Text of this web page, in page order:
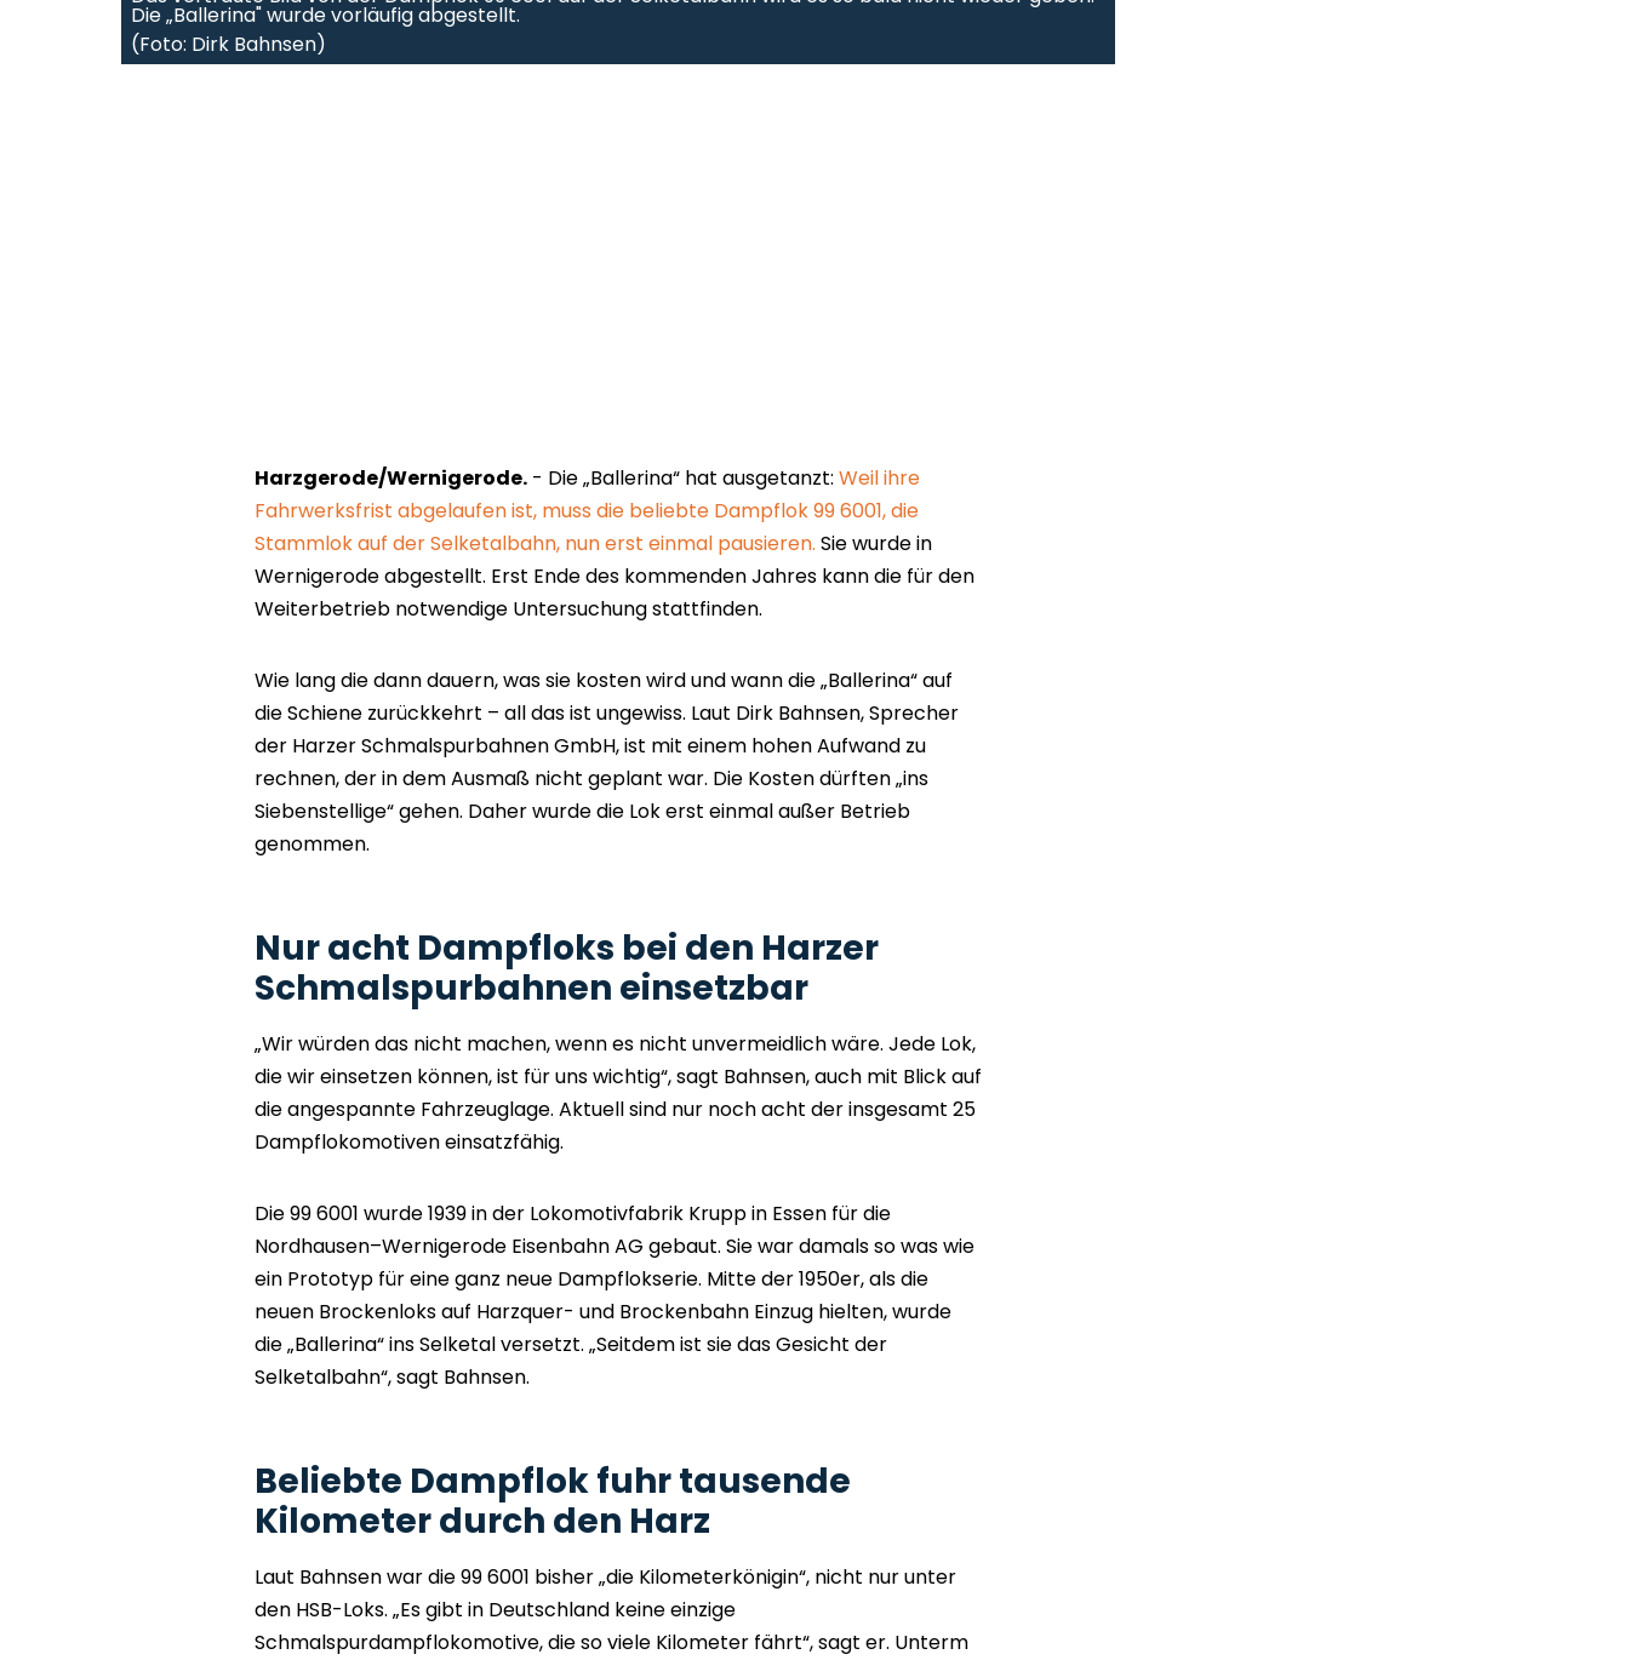
Die „Ballerina" wurde vorläufig abgestellt.
(Foto: Dirk Bahnsen)
Harzgerode/Wernigerode. - Die „Ballerina“ hat ausgetanzt: Weil ihre
Fahrwerksfrist abgelaufen ist, muss die beliebte Dampflok 99 6001, die
Stammlok auf der Selketalbahn, nun erst einmal pausieren. Sie wurde in
Wernigerode abgestellt. Erst Ende des kommenden Jahres kann die für den
Weiterbetrieb notwendige Untersuchung stattfinden.
Wie lang die dann dauern, was sie kosten wird und wann die „Ballerina“ auf
die Schiene zurückkehrt – all das ist ungewiss. Laut Dirk Bahnsen, Sprecher
der Harzer Schmalspurbahnen GmbH, ist mit einem hohen Aufwand zu
rechnen, der in dem Ausmaß nicht geplant war. Die Kosten dürften „ins
Siebenstellige“ gehen. Daher wurde die Lok erst einmal außer Betrieb
genommen.
Nur acht Dampfloks bei den Harzer
Schmalspurbahnen einsetzbar
„Wir würden das nicht machen, wenn es nicht unvermeidlich wäre. Jede Lok,
die wir einsetzen können, ist für uns wichtig“, sagt Bahnsen, auch mit Blick auf
die angespannte Fahrzeuglage. Aktuell sind nur noch acht der insgesamt 25
Dampflokomotiven einsatzfähig.
Die 99 6001 wurde 1939 in der Lokomotivfabrik Krupp in Essen für die
Nordhausen–Wernigerode Eisenbahn AG gebaut. Sie war damals so was wie
ein Prototyp für eine ganz neue Dampflokserie. Mitte der 1950er, als die
neuen Brockenloks auf Harzquer- und Brockenbahn Einzug hielten, wurde
die „Ballerina“ ins Selketal versetzt. „Seitdem ist sie das Gesicht der
Selketalbahn“, sagt Bahnsen.
Beliebte Dampflok fuhr tausende
Kilometer durch den Harz
Laut Bahnsen war die 99 6001 bisher „die Kilometerkönigin“, nicht nur unter
den HSB-Loks. „Es gibt in Deutschland keine einzige
Schmalspurdampflokomotive, die so viele Kilometer fährt“, sagt er. Unterm